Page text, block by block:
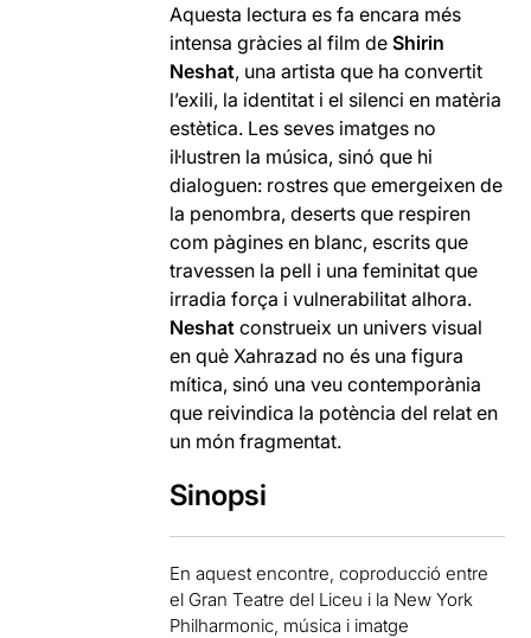
Aquesta lectura es fa encara més
intensa gràcies al film deShirin
Neshat, una artista que ha convertit
l’exili, la identitat i el silenci en matèria
estètica. Les seves imatges no
il·lustren la música, sinó que hi
dialoguen: rostres que emergeixen de
la penombra, deserts que respiren
com pàgines en blanc, escrits que
travessen la pell i una feminitat que
irradia força i vulnerabilitat alhora.
Neshat construeix un univers visual
en què Xahrazad no és una figura
mítica, sinó una veu contemporània
que reivindica la potència del relat en
un món fragmentat.
Sinopsi
En aquest encontre, coproducció entre
el Gran Teatre del Liceu i la New York
Philharmonic, música i imatge